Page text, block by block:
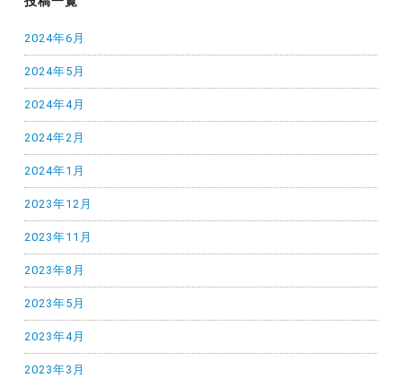
2024年6月
2024年5月
2024年4月
2024年2月
2024年1月
2023年12月
2023年11月
2023年8月
2023年5月
2023年4月
2023年3月